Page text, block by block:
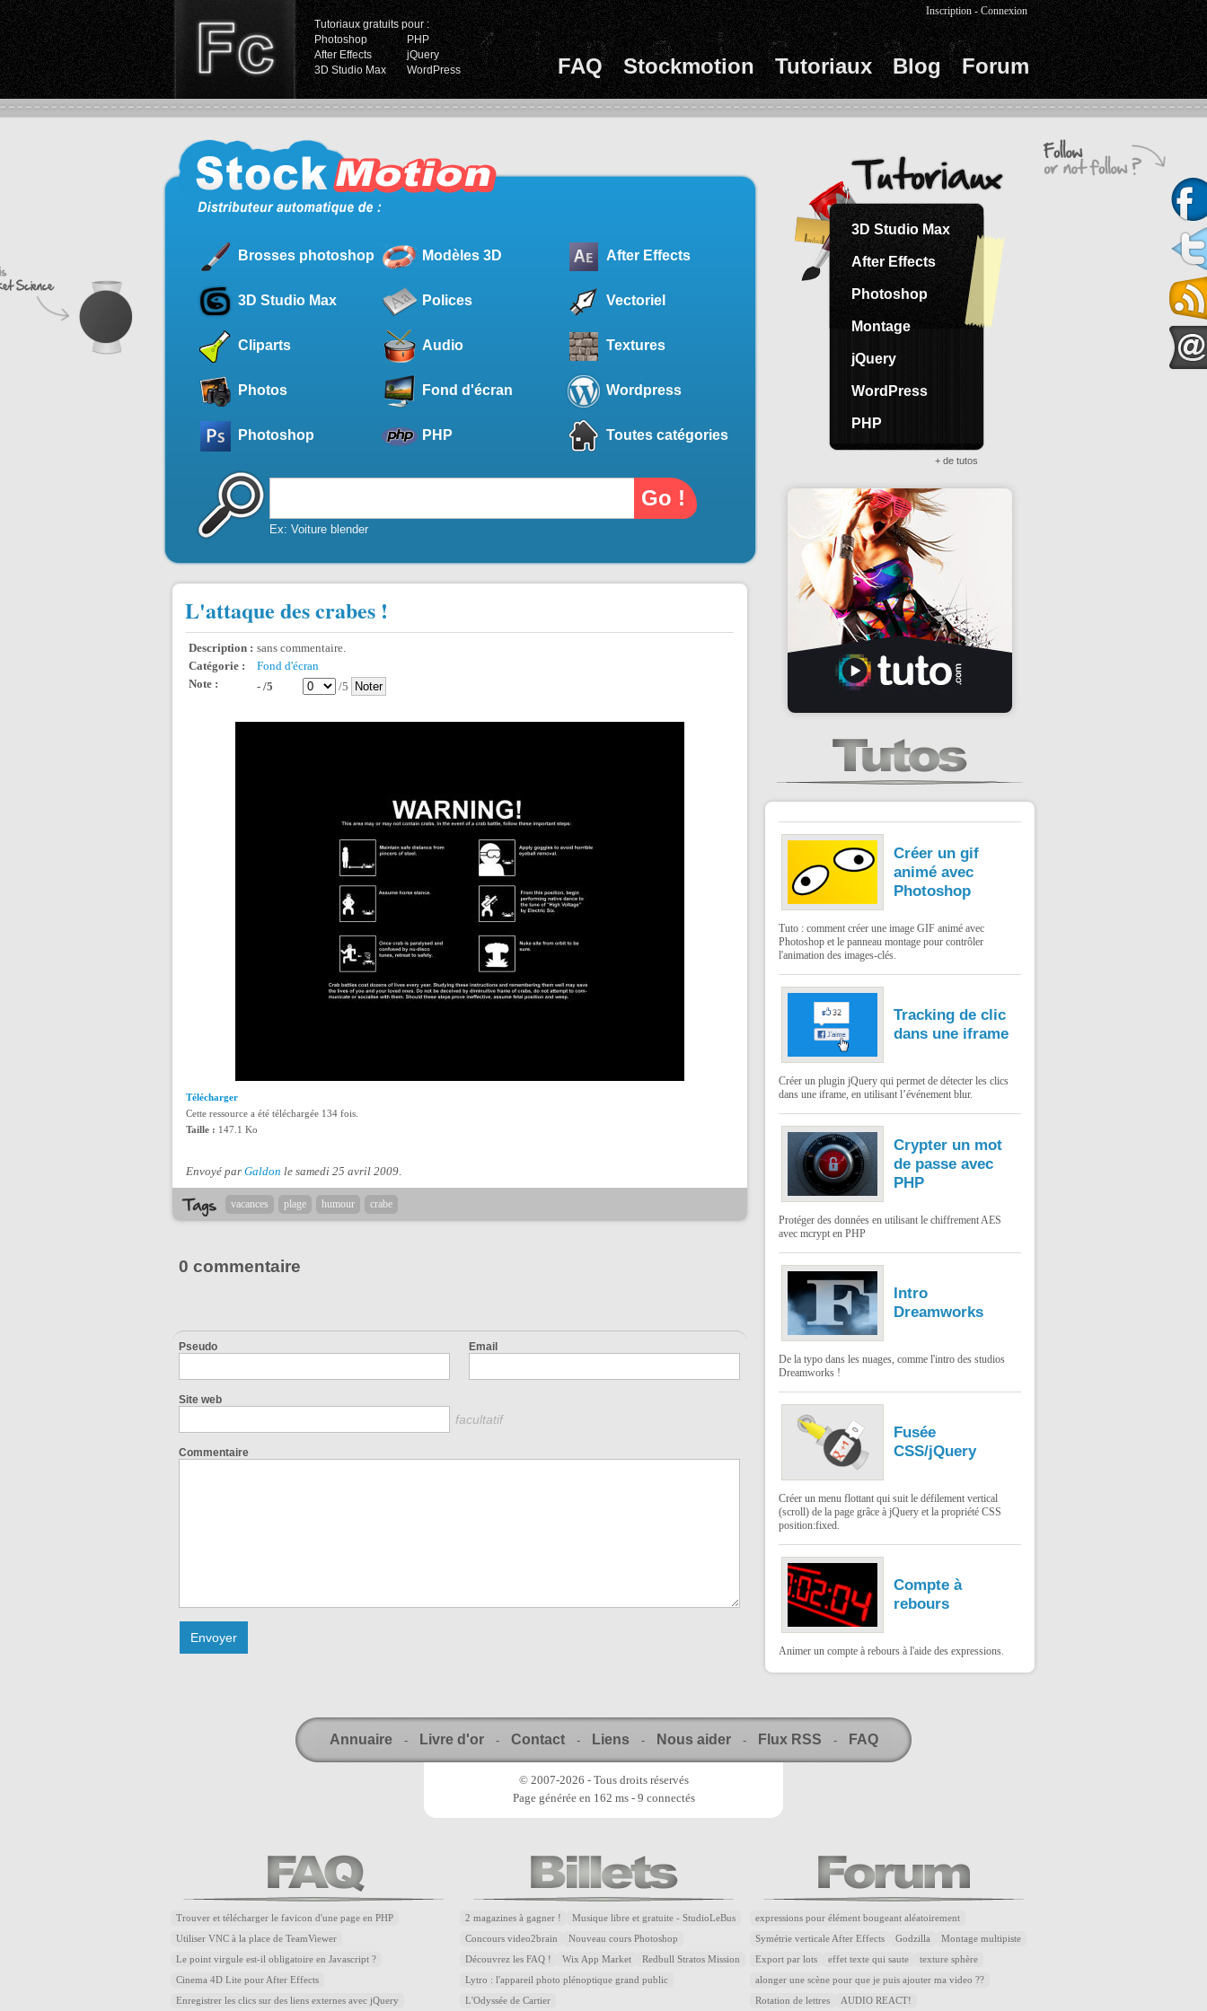
Tutoriaux gratuits pour :
Photoshop
PHP
After Effects
jQuery
3D Studio Max
WordPress FAQ Stockmotion Tutoriaux Blog Forum
Inscription -Connexion
Brosses photoshop Modèles 3D After Effects
3D Studio Max Polices Vectoriel
Cliparts Audio Textures
Photos Fond d'écran Wordpress
Photoshop PHP Toutes catégories
Ex: Voiture blender
L'attaque des crabes !
Description : sans commentaire.
Catégorie :
Fond d'écran
Note :
- /5 /5
Télécharger
Cette ressource a été téléchargée 134 fois.
Taille : 147.1 Ko
Envoyé par Galdon le samedi 25 avril 2009.
vacances plage humour crabe
0 commentaire
Pseudo Email
Site web
facultatif
Commentaire
3D Studio Max
After Effects
Photoshop
Montage
jQuery
WordPress
PHP
+ de tutos
Créer un gif
animé avec
Photoshop
Tuto : comment créer une image GIF animé avec
Photoshop et le panneau montage pour contrôler
l'animation des images-clés.
Tracking de clic
dans une iframe
Créer un plugin jQuery qui permet de détecter les clics
dans une iframe, en utilisant l’événement blur.
Crypter un mot
de passe avec
PHP
Protéger des données en utilisant le chiffrement AES
avec mcrypt en PHP
Intro
Dreamworks
De la typo dans les nuages, comme l'intro des studios
Dreamworks !
Fusée
CSS/jQuery
Créer un menu flottant qui suit le défilement vertical
(scroll) de la page grâce à jQuery et la propriété CSS
position:fixed.
Compte à
rebours
Animer un compte à rebours à l'aide des expressions.
Annuaire - Livre d'or - Contact - Liens - Nous aider - Flux RSS - FAQ
© 2007-2026 - Tous droits réservés
Page générée en 162 ms - 9 connectés
Trouver et télécharger le favicon d'une page en PHP
Utiliser VNC à la place de TeamViewer
Le point virgule est-il obligatoire en Javascript ?
Cinema 4D Lite pour After Effects
Enregistrer les clics sur des liens externes avec jQuery
2 magazines à gagner ! Musique libre et gratuite - StudioLeBus
Concours video2brain Nouveau cours Photoshop
Découvrez les FAQ ! Wix App Market Redbull Stratos Mission
Lytro : l'appareil photo plénoptique grand public
L'Odyssée de Cartier
expressions pour élément bougeant aléatoirement
Symétrie verticale After Effects Godzilla Montage multipiste
Export par lots effet texte qui saute texture sphère
alonger une scène pour que je puis ajouter ma video ??
Rotation de lettres AUDIO REACT!